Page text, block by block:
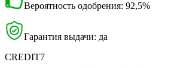
Вероятность одобрения: 92,5%
Гарантия выдачи: да
CREDIT7